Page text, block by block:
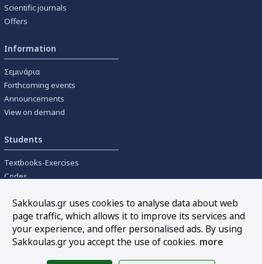
Scientific journals
Offers
Information
Σεμινάρια
Forthcoming events
Announcements
View on demand
Students
Textbooks-Exercises
Codes
Tools
Online interest calculation
Sakkoulas.gr uses cookies to analyse data about web
page traffic, which allows it to improve its services and
your experience, and offer personalised ads. By using
Sakkoulas.gr you accept the use of cookies. more